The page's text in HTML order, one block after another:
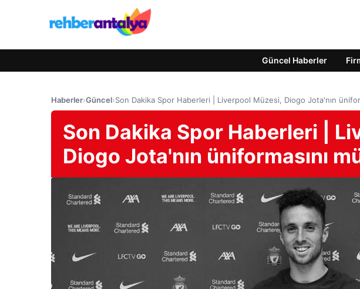
Güncel Haberler
Haberler›Güncel›Son Dakika Spor Haberleri | Liverpool Müzesi, Diogo Jota'nın
Son Dakika Spor Haberleri |
Diogo Jota'nın üniformasını